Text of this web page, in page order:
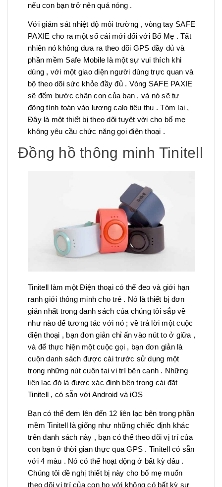
nếu con bạn trở nên quá nóng .
Với giám sát nhiệt độ môi trường , vòng tay SAFE
PAXIE cho ra một số cái mới đối với Bố Mẹ . Tất
nhiên nó không đưa ra theo dõi GPS đầy đủ và
phần mềm Safe Mobile là một sự vui thích khi
dùng , với một giao diện người dùng trực quan và
bộ theo dõi sức khỏe đầy đủ . Vòng SAFE PAXIE
sẽ đếm bước chân con của bạn , và nó sẽ tự
động tính toán vào lượng calo tiêu thụ . Tóm lại ,
Đây là một thiết bị theo dõi tuyệt vời cho bố mẹ
không yêu cầu chức năng gọi điện thoại .
Đồng hồ thông minh Tinitell
Tinitell làm một Điện thoại có thể đeo và giới hạn
ranh giới thông minh cho trẻ . Nó là thiết bị đơn
giản nhất trong danh sách của chúng tôi sắp về
như nào để tương tác với nó ; về trả lời một cuộc
điện thoại , bạn đơn giản chỉ ấn vào nút to ở giữa ,
và để thực hiện một cuộc gọi , bạn đơn giản là
cuộn danh sách được cài trước sử dụng một
trong những nút cuộn tại vị trí bên cạnh . Những
liên lạc đó là được xác định bên trong cài đặt
Tinitell , có sẵn với Android và iOS
Bạn có thể đem lên đến 12 liên lạc bên trong phần
mềm Tinitell là giống như những chiếc định khác
trên danh sách này , bạn có thể theo dõi vị trí của
con bạn ở thời gian thực qua GPS . Tinitell có sẵn
với 4 màu . Nó có thể hoạt động ở bất kỳ đâu .
Chúng tôi đề nghị thiết bị này cho bố mẹ muốn
theo dõi vị trí của con họ với không có bất kỳ sự